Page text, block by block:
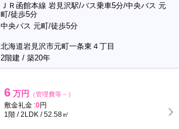
ＪＲ函館本線 岩見沢駅/バス乗車5分/中央バス 元
町/徒歩5分
中央バス 元町/徒歩5分
北海道岩見沢市元町一条東４丁目
2階建 / 築20年
6 万円 （管理費等－）
敷金礼金 :0円
1階 / 2LDK / 52.58㎡